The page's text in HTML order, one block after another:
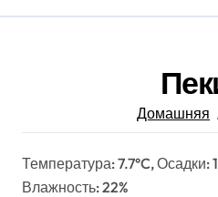
Домашняя
Температура: 7.7°C,
Влажность: 22%